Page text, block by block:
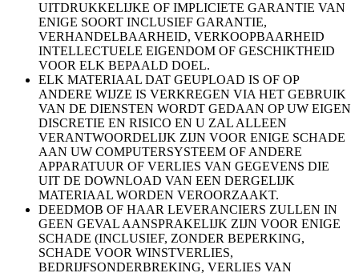
UITDRUKKELIJKE OF IMPLICIETE GARANTIE VAN
ENIGE SOORT INCLUSIEF GARANTIE,
VERHANDELBAARHEID, VERKOOPBAARHEID
INTELLECTUELE EIGENDOM OF GESCHIKTHEID
VOOR ELK BEPAALD DOEL.
ELK MATERIAAL DAT GEUPLOAD IS OF OP
ANDERE WIJZE IS VERKREGEN VIA HET GEBRUIK
VAN DE DIENSTEN WORDT GEDAAN OP UW EIGEN
DISCRETIE EN RISICO EN U ZAL ALLEEN
VERANTWOORDELIJK ZIJN VOOR ENIGE SCHADE
AAN UW COMPUTERSYSTEEM OF ANDERE
APPARATUUR OF VERLIES VAN GEGEVENS DIE
UIT DE DOWNLOAD VAN EEN DERGELIJK
MATERIAAL WORDEN VEROORZAAKT.
DEEDMOB OF HAAR LEVERANCIERS ZULLEN IN
GEEN GEVAL AANSPRAKELIJK ZIJN VOOR ENIGE
SCHADE (INCLUSIEF, ZONDER BEPERKING,
SCHADE VOOR WINSTVERLIES,
BEDRIJFSONDERBREKING, VERLIES VAN